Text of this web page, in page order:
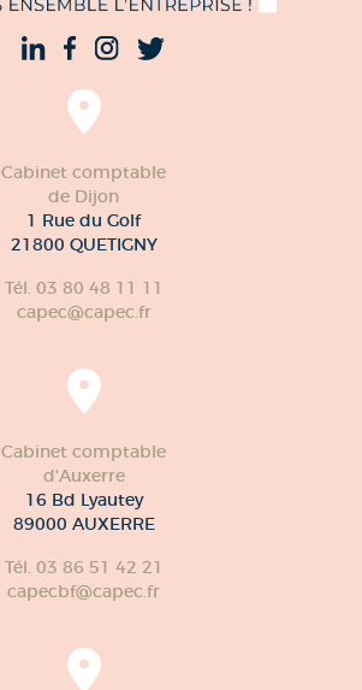
Cabinet comptable
de Dijon
1 Rue du Golf
21800 QUETIGNY
Tél. 03 80 48 11 11
capec@capec.fr
Cabinet comptable
d'Auxerre
16 Bd Lyautey
89000 AUXERRE
Tél. 03 86 51 42 21
capecbf@capec.fr